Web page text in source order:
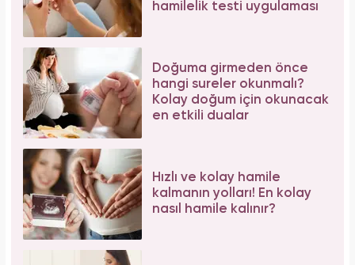
hamilelik testi uygulaması
Doğuma girmeden önce
hangi sureler okunmalı?
Kolay doğum için okunacak
en etkili dualar
Hızlı ve kolay hamile
kalmanın yolları! En kolay
nasıl hamile kalınır?